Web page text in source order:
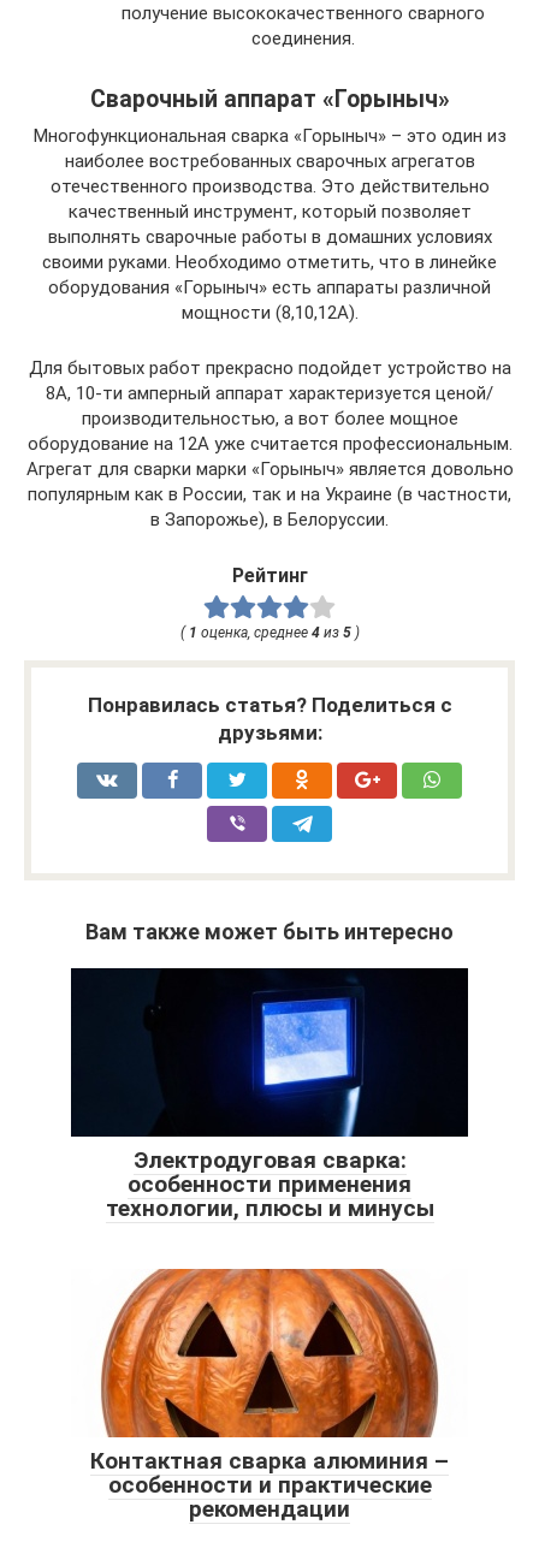
получение высококачественного сварного
соединения.
Сварочный аппарат «Горыныч»
Многофункциональная сварка «Горыныч» – это один из
наиболее востребованных сварочных агрегатов
отечественного производства. Это действительно
качественный инструмент, который позволяет
выполнять сварочные работы в домашних условиях
своими руками. Необходимо отметить, что в линейке
оборудования «Горыныч» есть аппараты различной
мощности (8,10,12А).
Для бытовых работ прекрасно подойдет устройство на
8А, 10-ти амперный аппарат характеризуется ценой/
производительностью, а вот более мощное
оборудование на 12А уже считается профессиональным.
Агрегат для сварки марки «Горыныч» является довольно
популярным как в России, так и на Украине (в частности,
в Запорожье), в Белоруссии.
Рейтинг
( 1 оценка, среднее 4из 5)
Понравилась статья? Поделиться с
друзьями:
Вам также может быть интересно
Электродуговая сварка:
особенности применения
технологии, плюсы и минусы
Контактная сварка алюминия –
особенности и практические
рекомендации